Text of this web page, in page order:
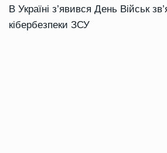
В Україні з’явився День Військ
кібербезпеки ЗСУ